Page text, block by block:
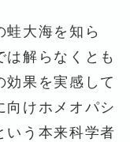
蛙大海を知ら
解らなくとも
効果を実感して
向けホメオパシ
いう本来科学者